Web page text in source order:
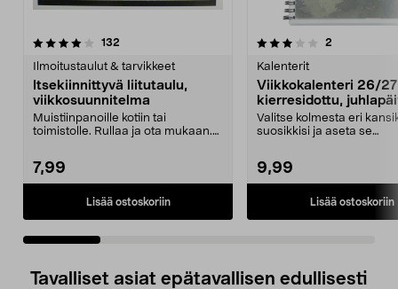
132
Ilmoitustaulut & tarvikkeet
Itsekiinnittyvä liitutaulu,
viikkosuunnitelma
Muistiinpanoille kotiin tai
toimistolle. Rullaa ja ota mukaan.
7,99
Lisää ostoskoriin
3.0 viidestä
2
Kalenterit
Viikkokalenteri 26/
kierresidottu,
merkitty
Valitse kolmesta eri
suosikkisi ja aseta se
9,99
Lisää ostoskoriin
4.5 viidestä
Tavalliset asiat epätavallisen edullisesti